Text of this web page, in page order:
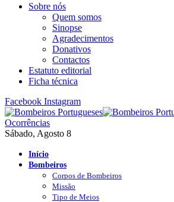
Sobre nós
Quem somos
Sinopse
Agradecimentos
Donativos
Contactos
Estatuto editorial
Ficha técnica
Facebook Instagram
Ocorrências
Sábado, Agosto 8
Início
Bombeiros
Corpos de Bombeiros
Missão
Tipo de Meios